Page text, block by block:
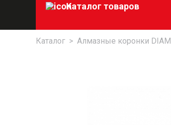
Каталог товаров
Каталог > Алмазные коронки DIAM